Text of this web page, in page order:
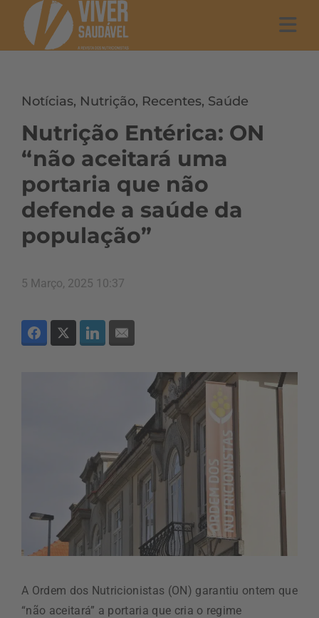
Notícias, Nutrição, Recentes, Saúde
Nutrição Entérica: ON
“não aceitará uma
portaria que não
defende a saúde da
população”
5 Março, 2025 10:37
A Ordem dos Nutricionistas (ON) garantiu ontem que
“não aceitará” a portaria que cria o regime